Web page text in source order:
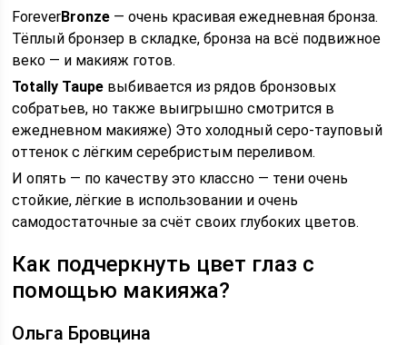
ForeverBronze — очень красивая ежедневная бронза.
Тёплый бронзер в складке, бронза на всё подвижное
веко — и макияж готов.
Totally Taupe выбивается из рядов бронзовых
собратьев, но также выигрышно смотрится в
ежедневном макияже) Это холодный серо-тауповый
оттенок с лёгким серебристым переливом.
И опять — по качеству это классно — тени очень
стойкие, лёгкие в использовании и очень
самодостаточные за счёт своих глубоких цветов.
Как подчеркнуть цвет глаз с
помощью макияжа?
Ольга Бровцина